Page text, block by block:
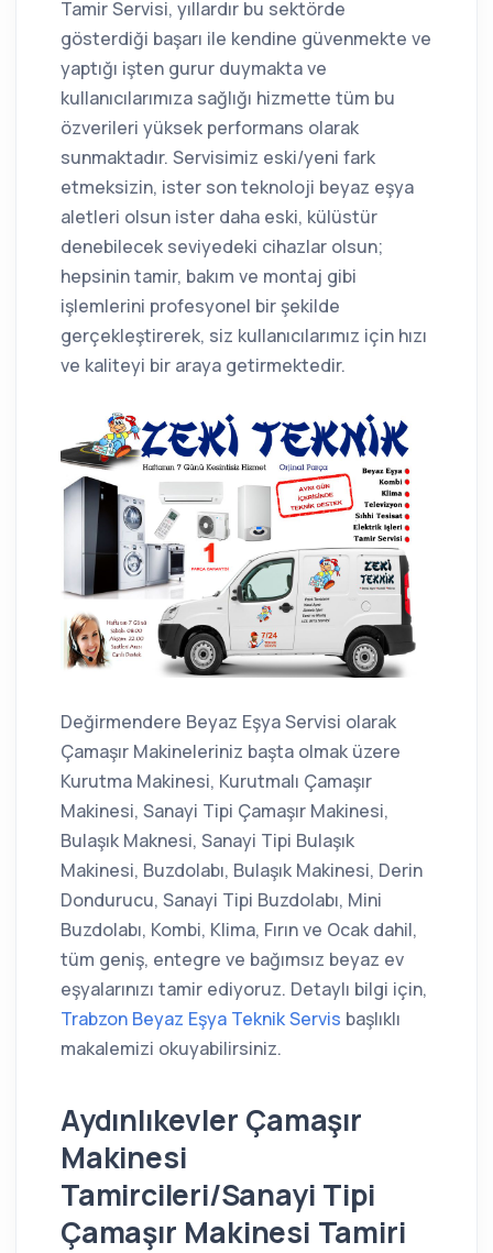
Tamir Servisi, yıllardır bu sektörde
gösterdiği başarı ile kendine güvenmekte ve
yaptığı işten gurur duymakta ve
kullanıcılarımıza sağlığı hizmette tüm bu
özverileri yüksek performans olarak
sunmaktadır. Servisimiz eski/yeni fark
etmeksizin, ister son teknoloji beyaz eşya
aletleri olsun ister daha eski, külüstür
denebilecek seviyedeki cihazlar olsun;
hepsinin tamir, bakım ve montaj gibi
işlemlerini profesyonel bir şekilde
gerçekleştirerek, siz kullanıcılarımız için hızı
ve kaliteyi bir araya getirmektedir.
Değirmendere Beyaz Eşya Servisi olarak
Çamaşır Makineleriniz başta olmak üzere
Kurutma Makinesi, Kurutmalı Çamaşır
Makinesi, Sanayi Tipi Çamaşır Makinesi,
Bulaşık Maknesi, Sanayi Tipi Bulaşık
Makinesi, Buzdolabı, Bulaşık Makinesi, Derin
Dondurucu, Sanayi Tipi Buzdolabı, Mini
Buzdolabı, Kombi, Klima, Fırın ve Ocak dahil,
tüm geniş, entegre ve bağımsız beyaz ev
eşyalarınızı tamir ediyoruz. Detaylı bilgi için,
Trabzon Beyaz Eşya Teknik Servis başlıklı
makalemizi okuyabilirsiniz.
Aydınlıkevler Çamaşır
Makinesi
Tamircileri/Sanayi Tipi
Çamaşır Makinesi Tamiri